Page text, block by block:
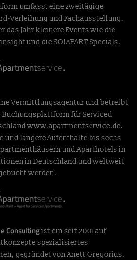
umfasst eine zweitägige
Verleihung und Fachausstellung.
das Jahr kleinere Events wie die
und die SO!APART Specials.
Vermittlungsagentur und betreibt
Buchungsplattform für Serviced
www.apartmentservice.de.
und längere Aufenthalte bis sechs
und Aparthotels in
in Deutschland und weltweit
werden.
Consultingist ein seit 2001 auf
spezialisiertes
gegründet von Anett Gregorius.